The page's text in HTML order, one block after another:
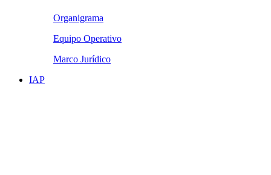
Organigrama
Equipo Operativo
Marco Jurídico
IAP